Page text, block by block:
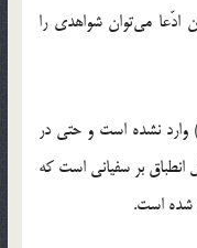
ادّعا مى‌توان شواهدى را
وارد نشده است و حتى در
انطباق بر سفیانى است که
شده است.